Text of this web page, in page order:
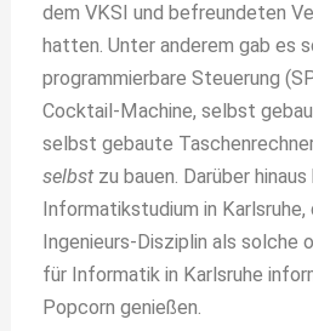
dem VKSI und befreundeten
hatten. Unter anderem gab es
programmierbare Steuerung
Cocktail-Machine, selbst
selbst gebaute
selbstzu bauen. Darüber
Informatikstudium in
Ingenieurs-Disziplin als solche
für Informatik in Karlsruhe
Popcorn genießen.